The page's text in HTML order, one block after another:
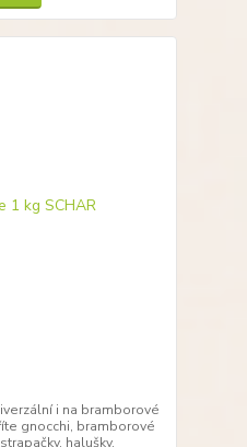
i na bramborové
gnocchi, bramborové
halušky,